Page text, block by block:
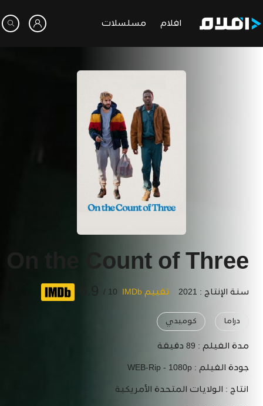
افلام مسلسلات
On the Count of Three
سنة الإنتاج : 2021 تقييم IMDb 10 /
6.9
دراما كوميدي
مدة الفيلم : 89 دقيقة
جودة الفيلم : WEB-Rip - 1080p
انتاج : الولايات المتحدة الأمريكية